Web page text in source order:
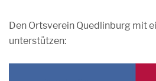
Den Ortsverein Quedlinburg mit
unterstützen: